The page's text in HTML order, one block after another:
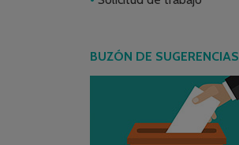
BUZÓN DE SUGERENCIAS